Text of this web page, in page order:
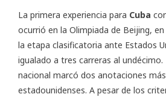
La primera experiencia para Cuba
ocurrió en la Olimpiada de Beijing,
la etapa clasificatoria ante Estados
igualado a tres carreras al undécimo.
nacional marcó dos anotaciones
estadounidenses. A pesar de los